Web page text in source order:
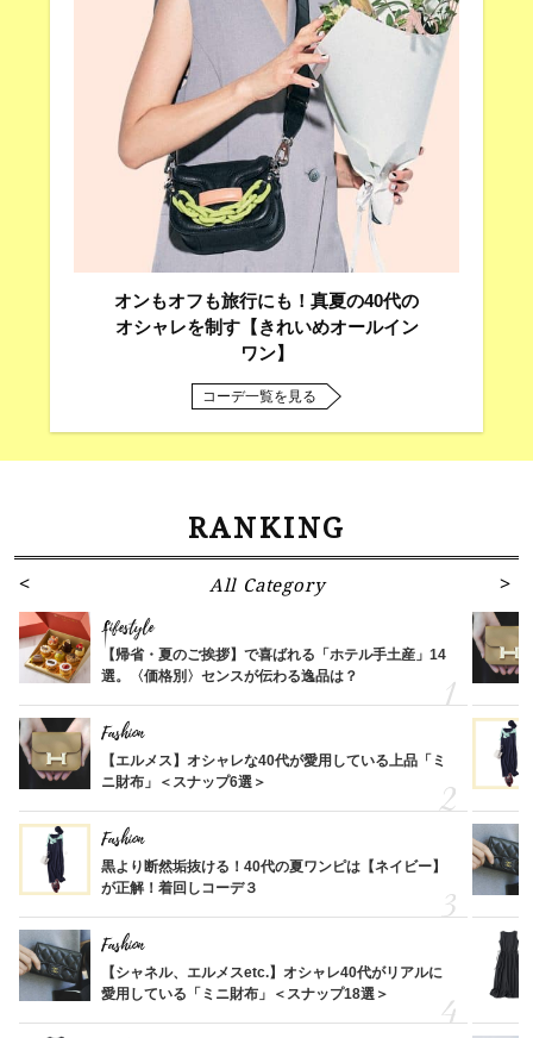
オンもオフも旅行にも！真夏の40代の
オシャレを制す【きれいめオールイン
ワン】
コーデ一覧を見る
RANKING
All Category
Lifestyle
【帰省・夏のご挨拶】で喜ばれる「ホテル手土産」14
選。〈価格別〉センスが伝わる逸品は？
Fashion
【エルメス】オシャレな40代が愛用している上品「ミ
ニ財布」＜スナップ6選＞
Fashion
黒より断然垢抜ける！40代の夏ワンピは【ネイビー】
が正解！着回しコーデ３
Fashion
【シャネル、エルメスetc.】オシャレ40代がリアルに
愛用している「ミニ財布」＜スナップ18選＞